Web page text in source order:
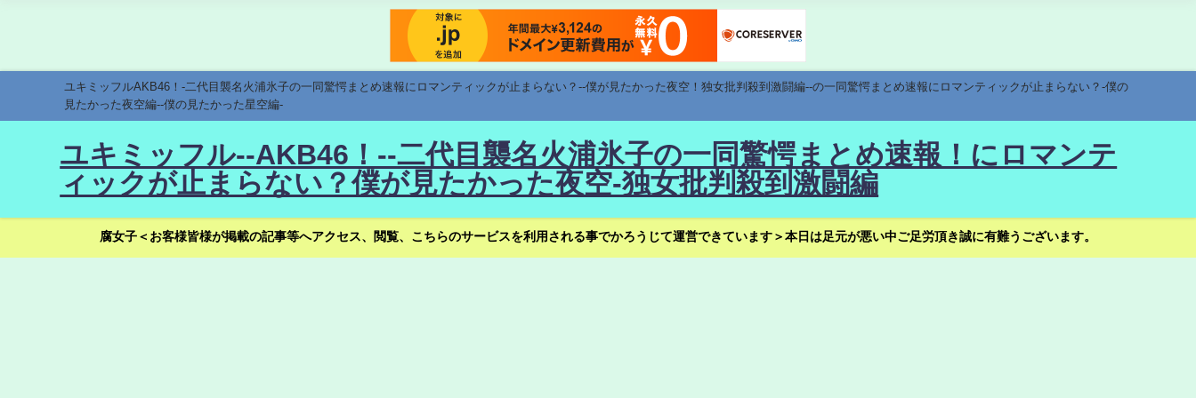
ユキミッフルAKB46！-二代目襲名火浦氷子の一同驚愕まとめ速報にロマンティックが止まらない？--僕が見たかった夜空！独女批判殺到激闘編--の一同驚愕まとめ速報にロマンティックが止まらない？-僕の
見たかった夜空編--僕の見たかった星空編-
ユキミッフル--AKB46！--二代目襲名火浦氷子の一同驚愕まとめ速報！にロマンテ
ィックが止まらない？僕が見たかった夜空-独女批判殺到激闘編
腐女子＜お客様皆様が掲載の記事等へアクセス、閲覧、こちらのサービスを利用される事でかろうじて運営できています＞本日は足元が悪い中ご足労頂き誠に有難うございます。